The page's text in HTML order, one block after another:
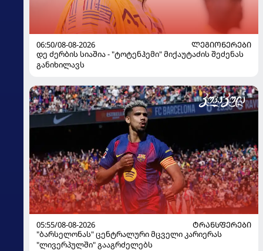
06:50/08-08-2026
ᲚᲔᲒᲘᲝᲜᲔᲠᲔᲑᲘ
დე ძერბის სიაშია - "ტოტენჰემი" მიქაუტაძის შეძენას
განიხილავს
05:55/08-08-2026
ᲢᲠᲐᲜᲡᲤᲔᲠᲔᲑᲘ
"ბარსელონას" ცენტრალური მცველი კარიერას
"ლივერპულში" გააგრძელებს